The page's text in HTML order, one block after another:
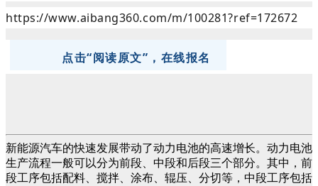
https://www.aibang360.com/m/100281?ref=172672
点击“阅读原文”，在线报名
新能源汽车的快速发展带动了动力电池的高速增长。动力电池
生产流程一般可以分为前段、中段和后段三个部分。其中，前
段工序包括配料、搅拌、涂布、辊压、分切等，中段工序包括